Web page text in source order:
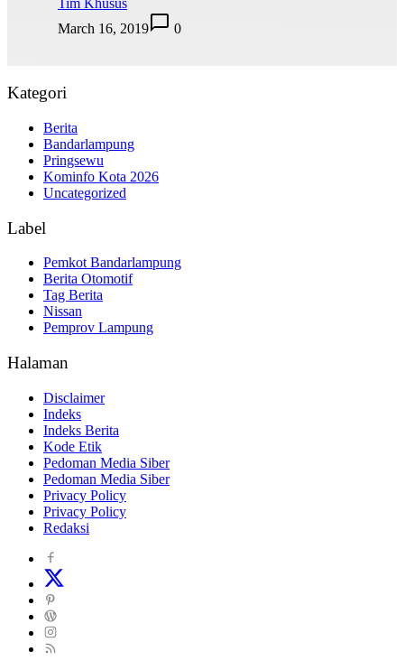
Tim Khusus
March 16, 2019
0
Kategori
Berita
Bandarlampung
Pringsewu
Kominfo Kota 2026
Uncategorized
Label
Pemkot Bandarlampung
Berita Otomotif
Tag Berita
Nissan
Pemprov Lampung
Halaman
Disclaimer
Indeks
Indeks Berita
Kode Etik
Pedoman Media Siber
Pedoman Media Siber
Privacy Policy
Privacy Policy
Redaksi